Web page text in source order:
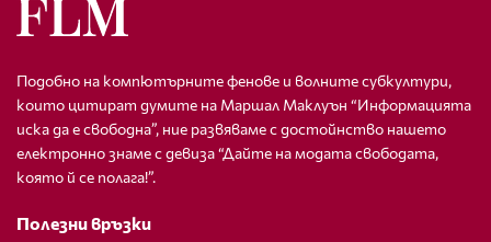
Подобно на компютърните фенове и волните субкултури,
които цитират думите на Маршал Маклуън “Информацията
иска да е свободна”, ние развяваме с достойнство нашето
електронно знаме с девиза “Дайте на модата свободата,
която й се полага!”.
Полезни връзки